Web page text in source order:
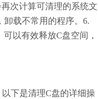
次计算可清理的系统文
卸载不常用的程序。6.
以有效释放C盘空间，
下是清理C盘的详细操